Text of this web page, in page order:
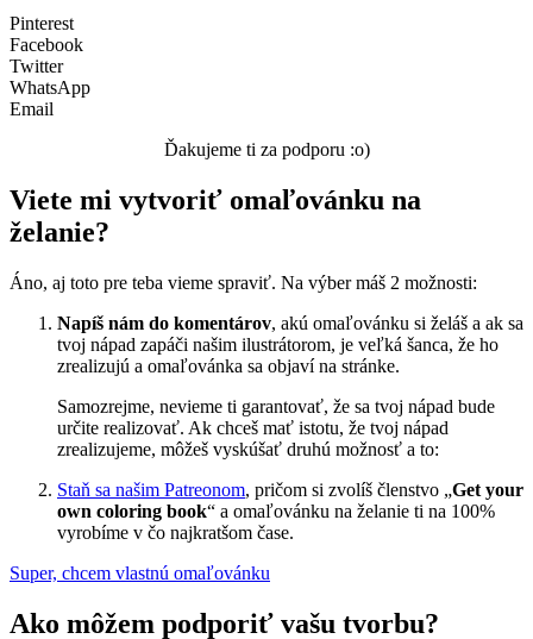
Pinterest
Facebook
Twitter
WhatsApp
Email
Ďakujeme ti za podporu :o)
Viete mi vytvoriť omaľovánku na
želanie?
Áno, aj toto pre teba vieme spraviť. Na výber máš 2 možnosti:
Napíš nám do komentárov, akú omaľovánku si želáš a ak sa
tvoj nápad zapáči našim ilustrátorom, je veľká šanca, že ho
zrealizujú a omaľovánka sa objaví na stránke.
Samozrejme, nevieme ti garantovať, že sa tvoj nápad bude
určite realizovať. Ak chceš mať istotu, že tvoj nápad
zrealizujeme, môžeš vyskúšať druhú možnosť a to:
Staň sa našim Patreonom, pričom si zvolíš členstvo „Get your
own coloring book“ a omaľovánku na želanie ti na 100%
vyrobíme v čo najkratšom čase.
Super, chcem vlastnú omaľovánku
Ako môžem podporiť vašu tvorbu?